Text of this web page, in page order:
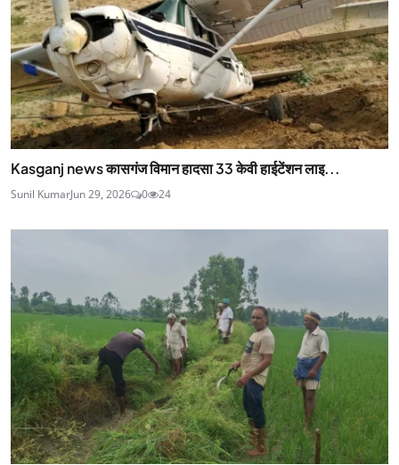
Kasganj news कासगंज विमान हादसा 33 केवी हाईटेंशन लाइ...
Sunil KumarJun 29, 2026 0 24